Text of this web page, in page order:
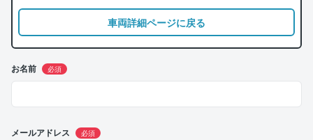
車両詳細ページに戻る
お名前 必須
メールアドレス 必須